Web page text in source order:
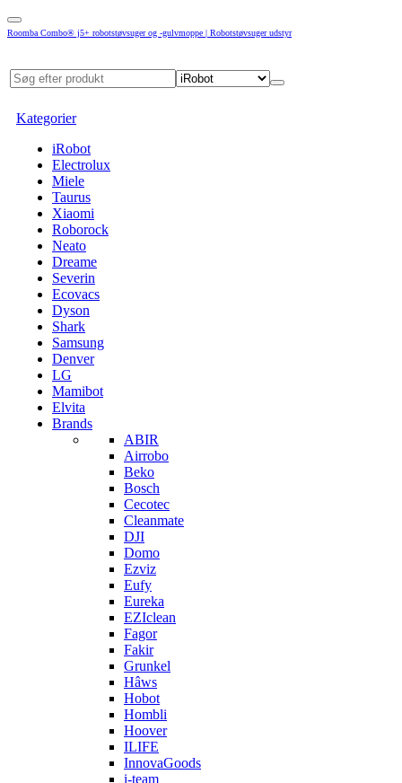
Roomba Combo® j5+ robotstøvsuger og -gulvmoppe | Robotstøvsuger udstyr
Kategorier
iRobot
Electrolux
Miele
Taurus
Xiaomi
Roborock
Neato
Dreame
Severin
Ecovacs
Dyson
Shark
Samsung
Denver
LG
Mamibot
Elvita
Brands
ABIR
Airrobo
Beko
Bosch
Cecotec
Cleanmate
DJI
Domo
Ezviz
Eufy
Eureka
EZIclean
Fagor
Fakir
Grunkel
Hâws
Hobot
Hombli
Hoover
ILIFE
InnovaGoods
i-team